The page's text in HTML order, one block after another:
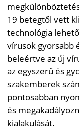
19 betegtől vett
technológia
vírusok gyorsabb
beleértve az új
az egyszerű és
szakemberek
pontosabban
és
kialakulását.